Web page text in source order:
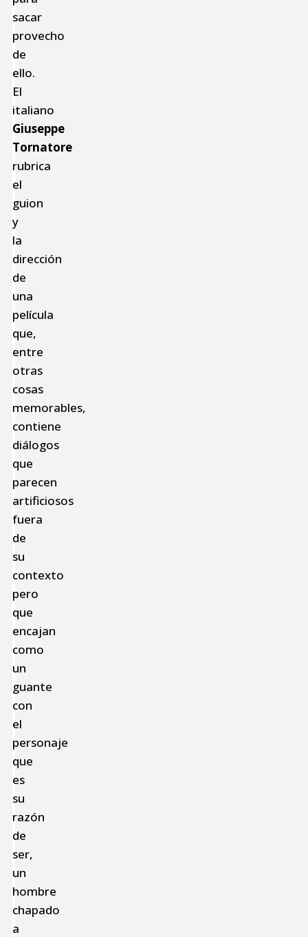
sacar
provecho
de
ello.
El
italiano
Giuseppe
Tornatore
rubrica
el
guion
y
la
dirección
de
una
película
que,
entre
otras
cosas
memorables,
contiene
diálogos
que
parecen
artificiosos
fuera
de
su
contexto
pero
que
encajan
como
un
guante
con
el
personaje
que
es
su
razón
de
ser,
un
hombre
chapado
a